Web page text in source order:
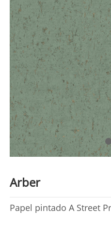
Arber
Papel pintado A Street